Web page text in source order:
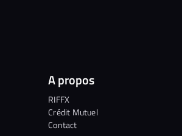
A propos
RIFFX
Crédit Mutuel
Contact